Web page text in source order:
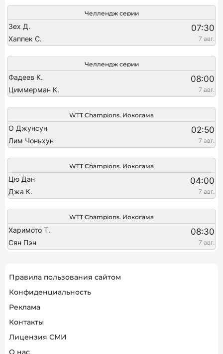
Челлендж серии
Зех Д. 07:30
Хаппек С. 7 авг.
Челлендж серии
Фадеев К. 08:00
Циммерман К. 7 авг.
WTT Champions. Иокогама
О Джунсун 02:50
Лим Чоньхун 7 авг.
WTT Champions. Иокогама
Цю Дан 04:00
Джа К. 7 авг.
WTT Champions. Иокогама
Харимото Т. 08:30
Сян Пэн 7 авг.
Правила пользования сайтом
Конфиденциальность
Реклама
Контакты
Лицензия СМИ
О нас